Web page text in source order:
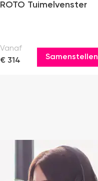
ROTO Tuimelvenster
Vanaf
€ 314
Samenstellen